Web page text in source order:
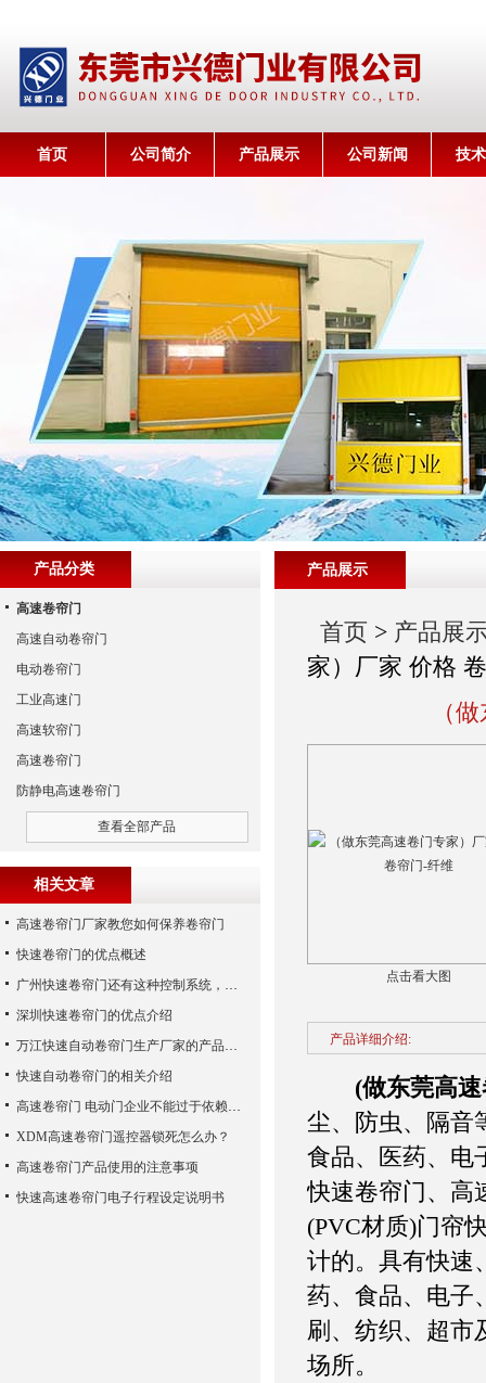
首页 公司简介 产品展示 公司新闻 技
产品展示
首页 > 产品展
家）厂家 价格
（
点击看大图
产品详细介绍:
(做东莞高
尘、防虫、隔音
食品、医药、电
快速卷帘门、高
(PVC材质)门帘
计的。具有快速
药、食品、电子
刷、纺织、超市
场所。
产品分类
高速卷帘门
高速自动卷帘门
电动卷帘门
工业高速门
高速软帘门
高速卷帘门
防静电高速卷帘门
查看全部产品
相关文章
高速卷帘门厂家教您如何保养卷帘门
快速卷帘门的优点概述
广州快速卷帘门还有这种控制系统，您知道吗？
深圳快速卷帘门的优点介绍
万江快速自动卷帘门生产厂家的产品使用性能
快速自动卷帘门的相关介绍
高速卷帘门 电动门企业不能过于依赖广告宣传
XDM高速卷帘门遥控器锁死怎么办？
高速卷帘门产品使用的注意事项
快速高速卷帘门电子行程设定说明书